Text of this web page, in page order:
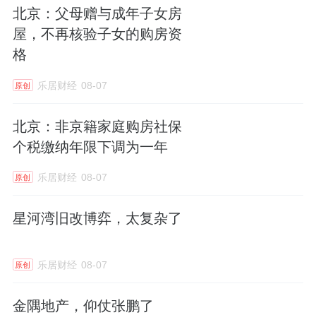
北京：父母赠与成年子女房
屋，不再核验子女的购房资
格
原创 乐居财经 08-07
北京：非京籍家庭购房社保
个税缴纳年限下调为一年
原创 乐居财经 08-07
星河湾旧改博弈，太复杂了
原创 乐居财经 08-07
金隅地产，仰仗张鹏了